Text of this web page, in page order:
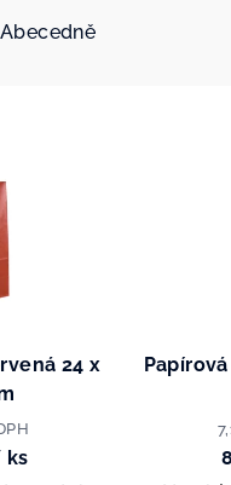
Abecedně
24 x